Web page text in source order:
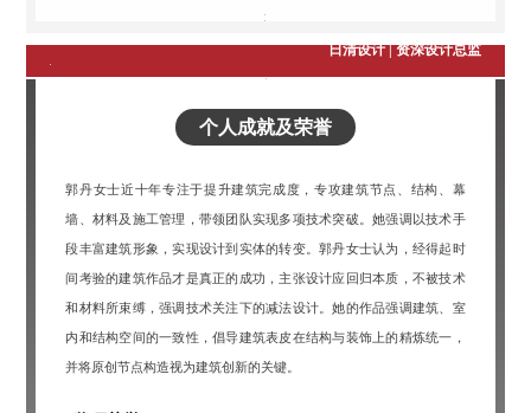
获奖建筑师 - 郭丹
日清设计 | 资深设计总监
个人成就及荣誉
郭丹女士近十年专注于提升建筑完成度，专攻建筑节点、结构、幕
墙、材料及施工管理，带领团队实现多项技术突破。她强调以技术手
段丰富建筑形象，实现设计到实体的转变。郭丹女士认为，经得起时
间考验的建筑作品才是真正的成功，主张设计应回归本质，不被技术
和材料所束缚，强调技术关注下的减法设计。她的作品强调建筑、室
内和结构空间的一致性，倡导建筑表皮在结构与装饰上的精炼统一，
并将原创节点构造视为建筑创新的关键。